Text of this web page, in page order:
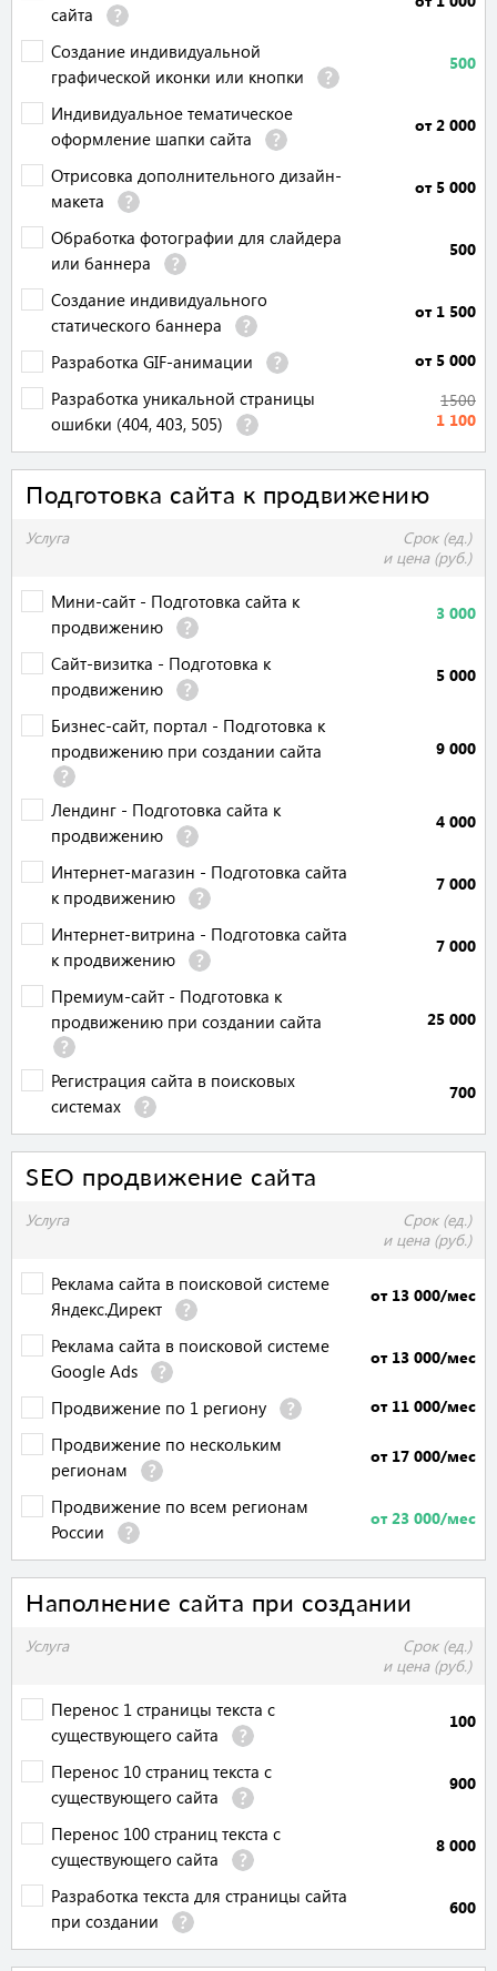
сайта
Создание индивидуальной
графической иконки или кнопки
500
Индивидуальное тематическое
оформление шапки сайта
от 2 000
Отрисовка дополнительного дизайн-
макета
от 5 000
Обработка фотографии для слайдера
или баннера
500
Создание индивидуального
статического баннера
от 1 500
Разработка GIF-анимации от 5 000
Разработка уникальной страницы
ошибки (404, 403, 505)
1500
1 100
Подготовка сайта к продвижению
Услуга
Срок (ед.)
и цена (руб.)
Мини-сайт - Подготовка сайта к
продвижению
3 000
Cайт-визитка - Подготовка к
продвижению
5 000
Бизнес-сайт, портал - Подготовка к
продвижению при создании сайта
9 000
Лендинг - Подготовка сайта к
продвижению
4 000
Интернет-магазин - Подготовка сайта
к продвижению
7 000
Интернет-витрина - Подготовка сайта
к продвижению
7 000
Премиум-сайт - Подготовка к
продвижению при создании сайта
25 000
Регистрация сайта в поисковых
системах
700
SEO продвижение сайта
Услуга
Срок (ед.)
и цена (руб.)
Реклама сайта в поисковой системе
Яндекс.Директ
от 13 000/мес
Реклама сайта в поисковой системе
Google Ads
от 13 000/мес
Продвижение по 1 региону от 11 000/мес
Продвижение по нескольким
регионам
от 17 000/мес
Продвижение по всем регионам
России
от 23 000/мес
Наполнение сайта при создании
Услуга
Срок (ед.)
и цена (руб.)
Перенос 1 страницы текста с
существующего сайта
100
Перенос 10 страниц текста с
существующего сайта
900
Перенос 100 страниц текста с
существующего сайта
8 000
Разработка текста для страницы сайта
при создании
600